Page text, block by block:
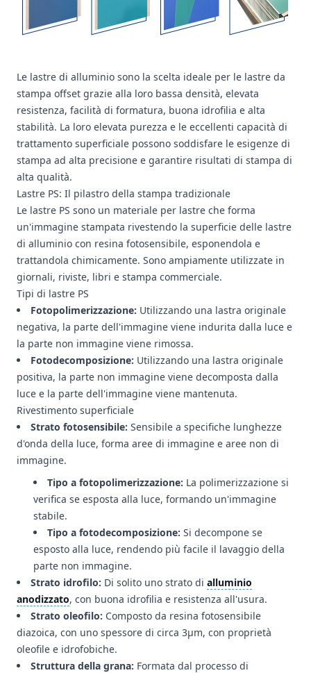
Le lastre di alluminio sono la scelta ideale per le lastre da
stampa offset grazie alla loro bassa densità, elevata
resistenza, facilità di formatura, buona idrofilia e alta
stabilità. La loro elevata purezza e le eccellenti capacità di
trattamento superficiale possono soddisfare le esigenze di
stampa ad alta precisione e garantire risultati di stampa di
alta qualità.
Lastre PS: Il pilastro della stampa tradizionale
Le lastre PS sono un materiale per lastre che forma
un'immagine stampata rivestendo la superficie delle lastre
di alluminio con resina fotosensibile, esponendola e
trattandola chimicamente. Sono ampiamente utilizzate in
giornali, riviste, libri e stampa commerciale.
Tipi di lastre PS
Fotopolimerizzazione: Utilizzando una lastra originale
negativa, la parte dell'immagine viene indurita dalla luce e
la parte non immagine viene rimossa.
Fotodecomposizione: Utilizzando una lastra originale
positiva, la parte non immagine viene decomposta dalla
luce e la parte dell'immagine viene mantenuta.
Rivestimento superficiale
Strato fotosensibile: Sensibile a specifiche lunghezze
d'onda della luce, forma aree di immagine e aree non di
immagine.
Tipo a fotopolimerizzazione: La polimerizzazione si
verifica se esposta alla luce, formando un'immagine
stabile.
Tipo a fotodecomposizione: Si decompone se
esposto alla luce, rendendo più facile il lavaggio della
parte non immagine.
Strato idrofilo: Di solito uno strato di alluminio
anodizzato, con buona idrofilia e resistenza all'usura.
Strato oleofilo: Composto da resina fotosensibile
diazoica, con uno spessore di circa 3μm, con proprietà
oleofile e idrofobiche.
Struttura della grana: Formata dal processo di